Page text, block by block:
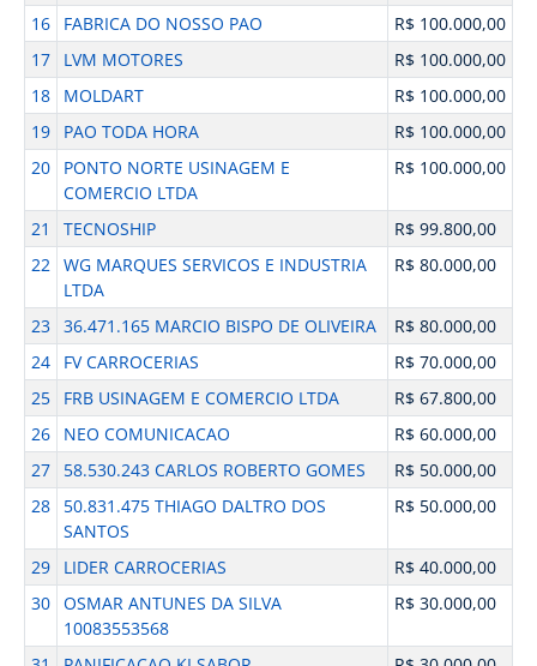
16
FABRICA DO NOSSO PAO
R$ 100.000,00
17
LVM MOTORES
R$ 100.000,00
18
MOLDART
R$ 100.000,00
19
PAO TODA HORA
R$ 100.000,00
20
PONTO NORTE USINAGEM E
COMERCIO LTDA
R$ 100.000,00
21 TECNOSHIP
R$ 99.800,00
22 WG MARQUES SERVICOS E INDUSTRIA
LTDA
R$ 80.000,00
23 36.471.165 MARCIO BISPO DE OLIVEIRA
R$ 80.000,00
24
FV CARROCERIAS
R$ 70.000,00
25
FRB USINAGEM E COMERCIO LTDA
R$ 67.800,00
26
NEO COMUNICACAO
R$ 60.000,00
27
58.530.243 CARLOS ROBERTO GOMES
R$ 50.000,00
28
50.831.475 THIAGO DALTRO DOS
SANTOS
R$ 50.000,00
29 LIDER CARROCERIAS
R$ 40.000,00
30 OSMAR ANTUNES DA SILVA
10083553568
R$ 30.000,00